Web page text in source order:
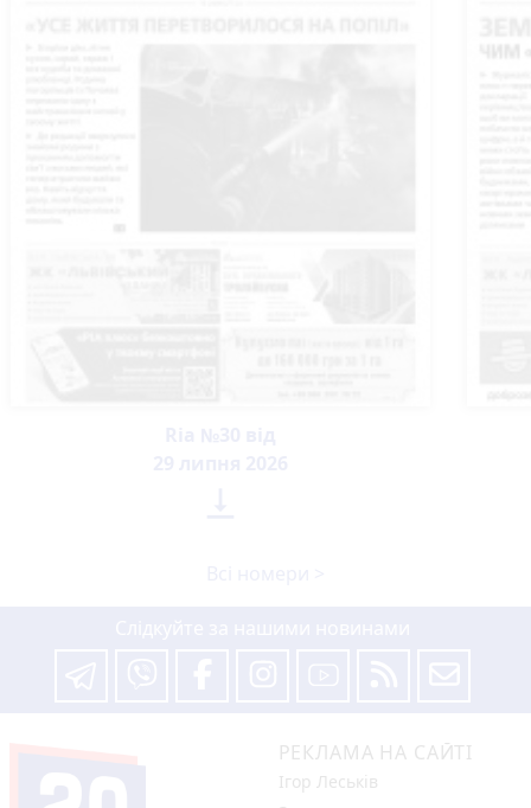
РЕКЛАМА НА САЙТІ
Ігор Леськів